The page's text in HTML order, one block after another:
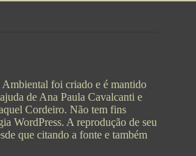
foi criado e é mantido
de Ana Paula Cavalcanti e
Cordeiro. Não tem fins
WordPress. A reprodução de seu
que citando a fonte e também